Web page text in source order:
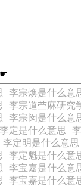
李宗焕是什么意
李宗道苎麻研究
李宗闵是什么意
李定是什么意思
李定明是什么意思
李定魁是什么意
李宝嘉是什么意
李宝嘉是什么意